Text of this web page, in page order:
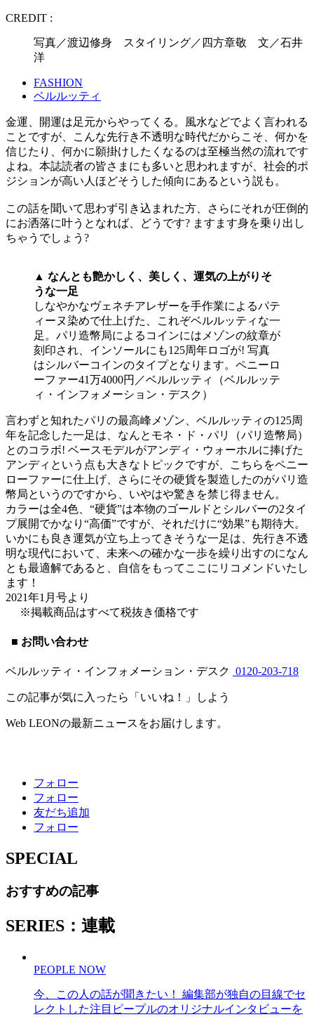
CREDIT :
写真／渡辺修身 スタイリング／四方章敬 文／石井
洋
FASHION
ベルルッティ
金運、開運は足元からやってくる。風水などでよく言われる
ことですが、こんな先行き不透明な時代だからこそ、何かを
信じたり、何かに願掛けしたくなるのは至極当然の流れです
よね。本誌読者の皆さまにも多いと思われますが、社会的ポ
ジションが高い人ほどそうした傾向にあるという説も。
この話を聞いて思わず引き込まれた方、さらにそれが圧倒的
にお洒落に叶うとなれば、どうです? ますます身を乗り出し
ちゃうでしょう?
▲ なんとも艶かしく、美しく、運気の上がりそ
うな一足
しなやかなヴェネチアレザーを手作業によるパテ
ィーヌ染めで仕上げた、これぞベルルッティな一
足。パリ造幣局によるコインにはメゾンの紋章が
刻印され、インソールにも125周年ロゴが! 写真
はシルバーコインのタイプとなります。ペニーロ
ーファー41万4000円／ベルルッティ（ベルルッテ
ィ・インフォメーション・デスク）
言わずと知れたパリの最高峰メゾン、ベルルッティの125周
年を記念した一足は、なんとモネ・ド・パリ（パリ造幣局）
とのコラボ! ベースモデルがアンディ・ウォーホルに捧げた
アンディという点も大きなトピックですが、こちらをペニー
ローファーに仕上げ、さらにその硬貨を製造したのがパリ造
幣局というのですから、いやはや驚きを禁じ得ません。
カラーは全4色、“硬貨”は本物のゴールドとシルバーの2タイ
プ展開でかなり“高価”ですが、それだけに“効果”も期待大。
いかにも良き運気が立ち上ってきそうな一足は、先行き不透
明な現代において、未来への確かな一歩を繰り出すのになん
とも最適解であると、自信をもってここにリコメンドいたし
ます！
2021年1月号より
※掲載商品はすべて税抜き価格です
■ お問い合わせ
ベルルッティ・インフォメーション・デスク 0120-203-718
この記事が気に入ったら「いいね！」しよう
Web LEONの最新ニュースをお届けします。
フォロー
フォロー
友だち追加
フォロー
SPECIAL
おすすめの記事
SERIES：連載
PEOPLE NOW
今、この人の話が聞きたい！ 編集部が独自の目線でセ
レクトした注目ピープルのオリジナルインタビューを